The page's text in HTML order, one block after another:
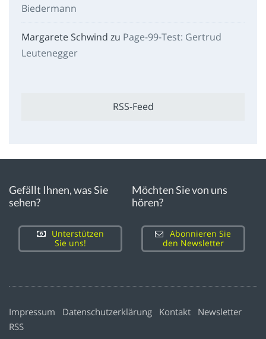
Biedermann
Margarete Schwind zu Page-99-Test: Gertrud
Leutenegger
RSS-Feed
Gefällt Ihnen, was Sie
sehen?
Unterstützen
Sie uns!
Möchten Sie von uns
hören?
Abonnieren Sie
den Newsletter
Impressum Datenschutzerklärung Kontakt
Newsletter
RSS